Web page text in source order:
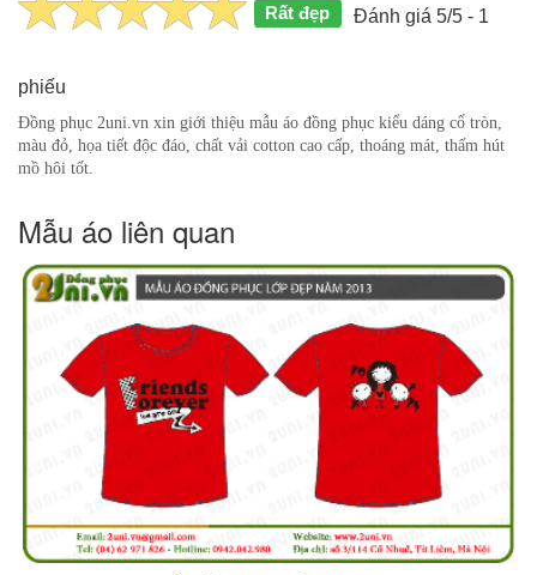
Rất đẹp Đánh giá 5/5 - 1
phiếu
Đồng phục 2uni.vn xin giới thiệu mẫu áo đồng phục kiểu dáng cổ tròn,
màu đỏ, họa tiết độc đáo, chất vải cotton cao cấp, thoáng mát, thấm hút
mồ hôi tốt.
Mẫu áo liên quan